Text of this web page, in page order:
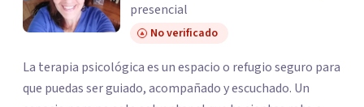
presencial
No verificado
La terapia psicológica es un espacio o refugio seguro para
que puedas ser guiado, acompañado y escuchado. Un